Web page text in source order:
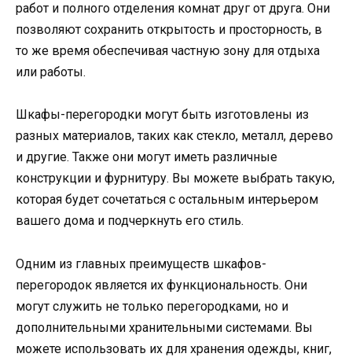
работ и полного отделения комнат друг от друга. Они
позволяют сохранить открытость и просторность, в
то же время обеспечивая частную зону для отдыха
или работы.
Шкафы-перегородки могут быть изготовлены из
разных материалов, таких как стекло, металл, дерево
и другие. Также они могут иметь различные
конструкции и фурнитуру. Вы можете выбрать такую,
которая будет сочетаться с остальным интерьером
вашего дома и подчеркнуть его стиль.
Одним из главных преимуществ шкафов-
перегородок является их функциональность. Они
могут служить не только перегородками, но и
дополнительными хранительными системами. Вы
можете использовать их для хранения одежды, книг,